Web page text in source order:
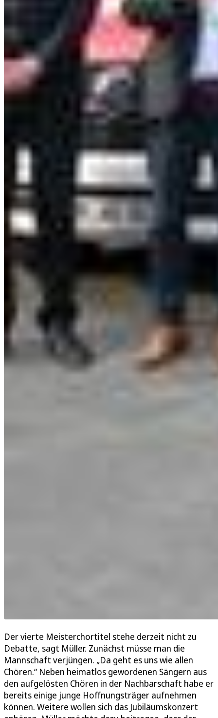
Der vierte Meisterchortitel stehe derzeit nicht zu
Debatte, sagt Müller. Zunächst müsse man die
Mannschaft verjüngen. „Da geht es uns wie allen
Chören.“ Neben heimatlos gewordenen Sängern aus
den aufgelösten Chören in der Nachbarschaft habe er
bereits einige junge Hoffnungsträger aufnehmen
können. Weitere wollen sich das Jubiläumskonzert